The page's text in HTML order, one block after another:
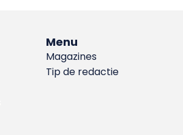
Menu
Magazines
Tip de redactie